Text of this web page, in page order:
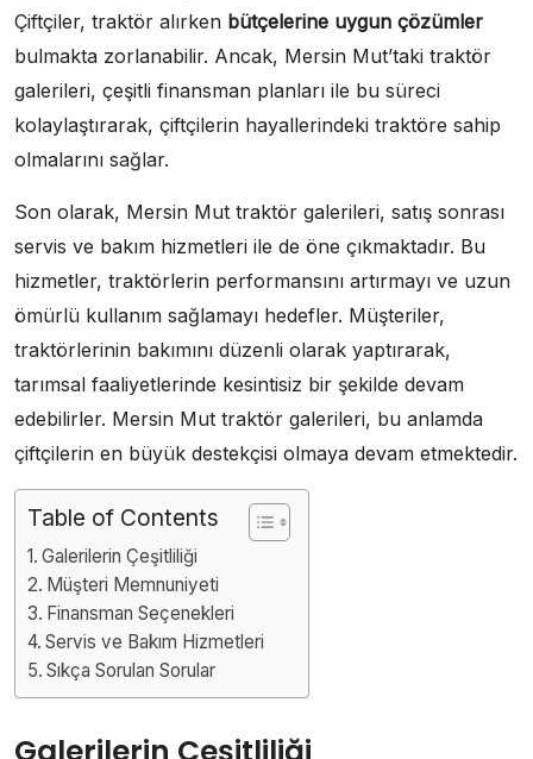
Çiftçiler, traktör alırken bütçelerine uygun çözümler
bulmakta zorlanabilir. Ancak, Mersin Mut’taki traktör
galerileri, çeşitli finansman planları ile bu süreci
kolaylaştırarak, çiftçilerin hayallerindeki traktöre sahip
olmalarını sağlar.
Son olarak, Mersin Mut traktör galerileri, satış sonrası
servis ve bakım hizmetleri ile de öne çıkmaktadır. Bu
hizmetler, traktörlerin performansını artırmayı ve uzun
ömürlü kullanım sağlamayı hedefler. Müşteriler,
traktörlerinin bakımını düzenli olarak yaptırarak,
tarımsal faaliyetlerinde kesintisiz bir şekilde devam
edebilirler. Mersin Mut traktör galerileri, bu anlamda
çiftçilerin en büyük destekçisi olmaya devam etmektedir.
Table of Contents
Galerilerin Çeşitliliği
Müşteri Memnuniyeti
Finansman Seçenekleri
Servis ve Bakım Hizmetleri
Sıkça Sorulan Sorular